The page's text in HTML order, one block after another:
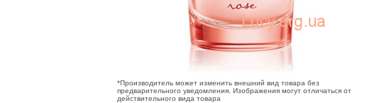
*Производитель может изменить внешний вид товара без
предварительного уведомления. Изображения могут отличаться от
действительного вида товара